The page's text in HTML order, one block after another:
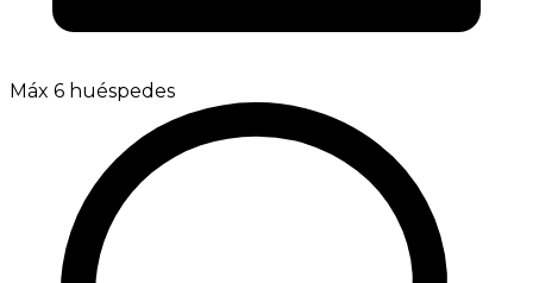
Máx 6 huéspedes